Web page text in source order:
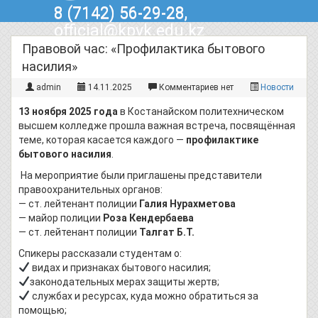
8 (7142) 56-29-28,
official@kpvk.edu.kz
г.Костанай, Проспект Кобыланды
Батыра, 3
Правовой час: «Профилактика бытового
насилия»
admin 14.11.2025 Комментариев нет Новости
13 ноября 2025 года в Костанайском политехническом
высшем колледже прошла важная встреча, посвящённая
теме, которая касается каждого — профилактике
бытового насилия
На мероприятие были приглашены представители
правоохранительных органов:
— ст. лейтенант полиции Галия Нурахметова
— майор полиции Роза Кендербаева
— ст. лейтенант полиции Талгат Б.Т.
Спикеры рассказали студентам о:
видах и признаках бытового насилия;
законодательных мерах защиты жертв;
службах и ресурсах, куда можно обратиться за
помощью;